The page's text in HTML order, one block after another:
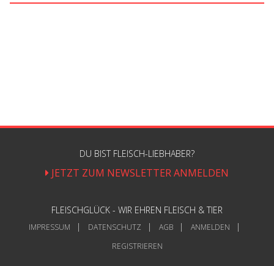
DU BIST FLEISCH-LIEBHABER?
JETZT ZUM NEWSLETTER ANMELDEN
FLEISCHGLÜCK - WIR EHREN FLEISCH & TIER
IMPRESSUM DATENSCHUTZ AGB
ANMELDEN
REGISTRIEREN